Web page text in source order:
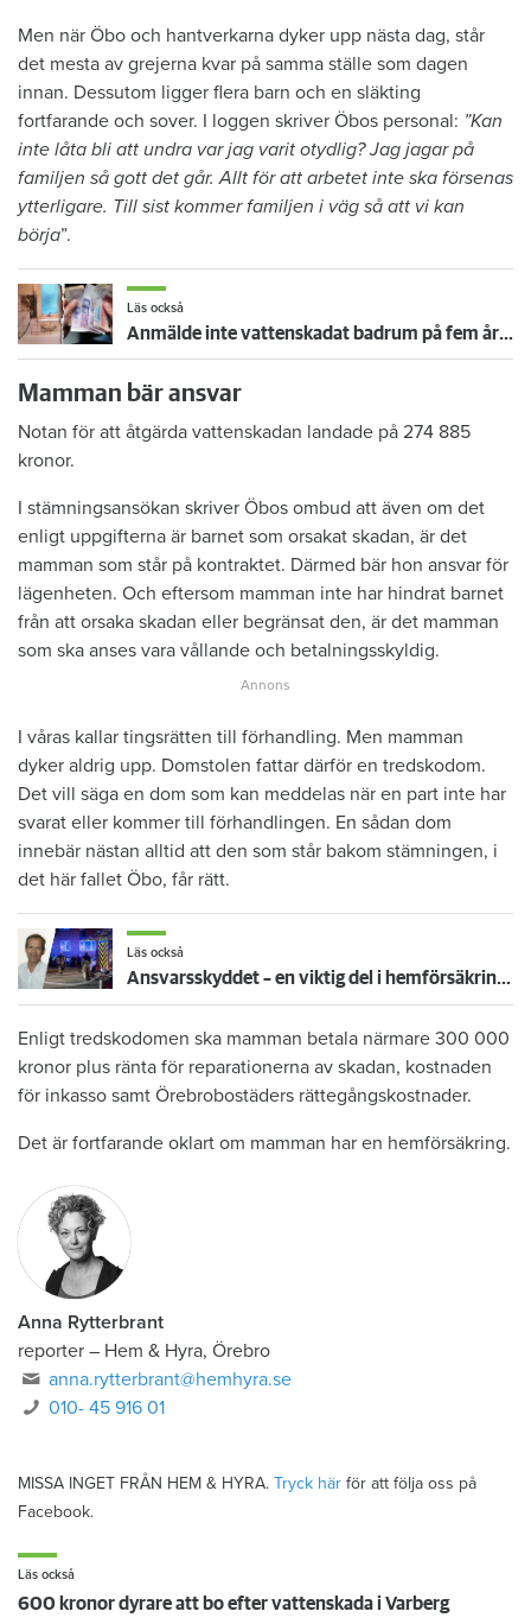
Men när Öbo och hantverkarna dyker upp nästa dag, står
det mesta av grejerna kvar på samma ställe som dagen
innan. Dessutom ligger flera barn och en släkting
fortfarande och sover. I loggen skriver Öbos personal: ”Kan
inte låta bli att undra var jag varit otydlig? Jag jagar på
familjen så gott det går. Allt för att arbetet inte ska försenas
ytterligare. Till sist kommer familjen i väg så att vi kan
börja”.
Läs också
Anmälde inte vattenskadat badrum på fem år – krävs på 125 000 kronor
Mamman bär ansvar
Notan för att åtgärda vattenskadan landade på 274 885
kronor.
I stämningsansökan skriver Öbos ombud att även om det
enligt uppgifterna är barnet som orsakat skadan, är det
mamman som står på kontraktet. Därmed bär hon ansvar för
lägenheten. Och eftersom mamman inte har hindrat barnet
från att orsaka skadan eller begränsat den, är det mamman
som ska anses vara vållande och betalningsskyldig.
I våras kallar tingsrätten till förhandling. Men mamman
dyker aldrig upp. Domstolen fattar därför en tredskodom.
Det vill säga en dom som kan meddelas när en part inte har
svarat eller kommer till förhandlingen. En sådan dom
innebär nästan alltid att den som står bakom stämningen, i
det här fallet Öbo, får rätt.
Läs också
Ansvarsskyddet – en viktig del i hemförsäkringen
Enligt tredskodomen ska mamman betala närmare 300 000
kronor plus ränta för reparationerna av skadan, kostnaden
för inkasso samt Örebrobostäders rättegångskostnader.
Det är fortfarande oklart om mamman har en hemförsäkring.
Anna Rytterbrant
reporter – Hem & Hyra, Örebro
anna.rytterbrant@hemhyra.se
010- 45 916 01
MISSA INGET FRÅN HEM & HYRA. Tryck här för att följa oss på
Facebook.
Läs också
600 kronor dyrare att bo efter vattenskada i Varberg